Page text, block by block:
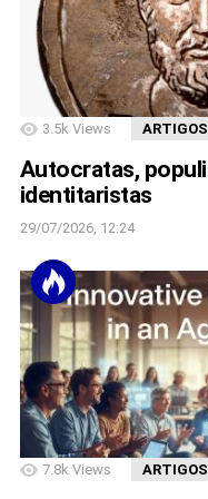
3.5k Views ARTIGOS
Autocratas,
identitaristas
29/07/2026, 12:24
7.8k Views ARTIGOS